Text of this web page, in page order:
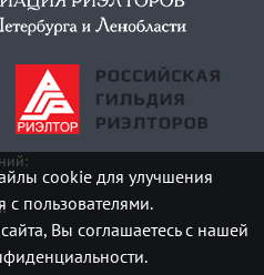
cookie для улучшения
с пользователями.
Вы соглашаетесь с нашей